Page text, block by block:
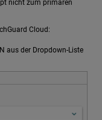
nicht zum primären
Cloud:
aus der Dropdown-Liste